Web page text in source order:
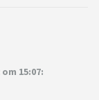
15:07: